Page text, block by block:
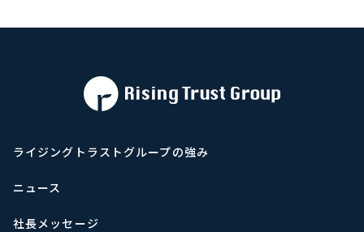
ライジングトラストグループの強み
ニュース
社長メッセージ